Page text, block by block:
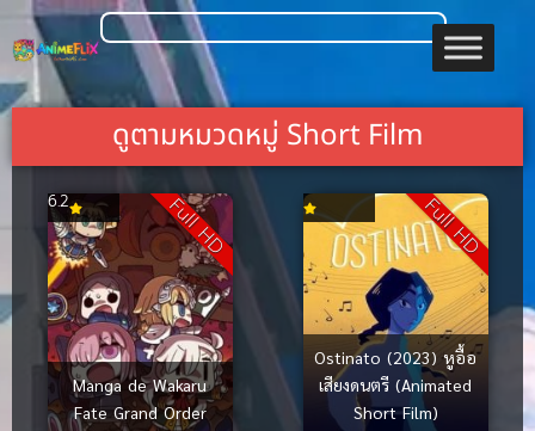
ดูตามหมวดหมู่ Short Film
Full HD
Manga de Wakaru
Fate Grand Order
6.2 Full HD
Ostinato (2023) หูอื้อ
เสียงดนตรี (Animated
Short Film)